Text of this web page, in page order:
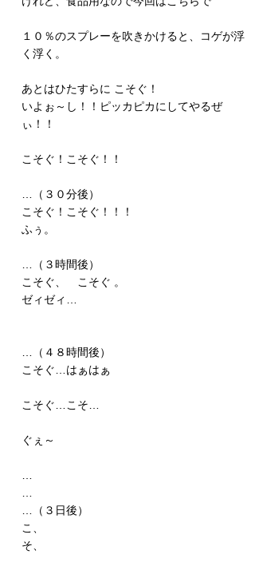
１０％のスプレーを吹きかけると、コゲが浮
く浮く。
あとはひたすらに こそぐ！
いよぉ～し！！ピッカピカにしてやるぜ
ぃ！！
こそぐ！こそぐ！！
…（３０分後）
こそぐ！こそぐ！！！
ふぅ。
…（３時間後）
こそぐ、　こそぐ 。
ゼィゼィ…
…（４８時間後）
こそぐ…はぁはぁ
こそぐ…こそ…
ぐぇ～
…（３日後）
こ、
そ、